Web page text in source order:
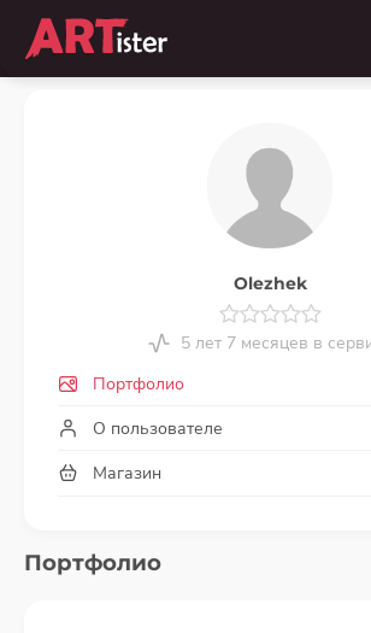
Olezhek
5 лет 7 месяцев в
Портфолио
О пользователе
Магазин
Портфолио